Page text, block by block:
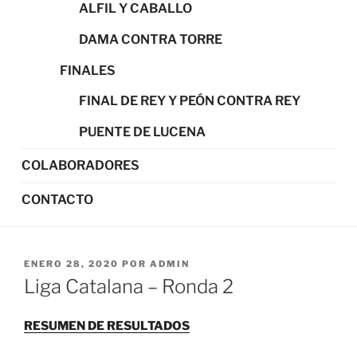
ALFIL Y CABALLO
DAMA CONTRA TORRE
FINALES
FINAL DE REY Y PEÓN CONTRA REY
PUENTE DE LUCENA
COLABORADORES
CONTACTO
PUBLICADO
EL
ENERO 28, 2020 POR ADMIN
Liga Catalana – Ronda 2
RESUMEN DE RESULTADOS